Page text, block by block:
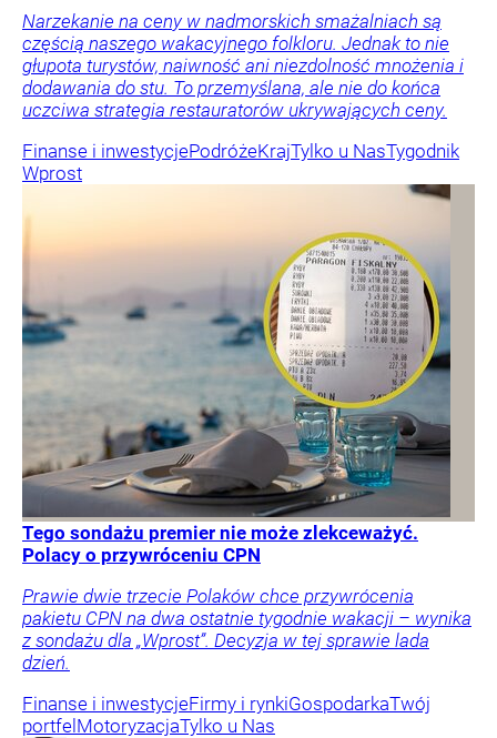
Narzekanie na ceny w nadmorskich smażalniach są
częścią naszego wakacyjnego folkloru. Jednak to nie
głupota turystów, naiwność ani niezdolność mnożenia i
dodawania do stu. To przemyślana, ale nie do końca
uczciwa strategia restauratorów ukrywających ceny.
Finanse i inwestycjePodróżeKrajTylko u NasTygodnik
Wprost
Tego sondażu premier nie może zlekceważyć.
Polacy o przywróceniu CPN
Prawie dwie trzecie Polaków chce przywrócenia
pakietu CPN na dwa ostatnie tygodnie wakacji – wynika
z sondażu dla „Wprost”. Decyzja w tej sprawie lada
dzień.
Finanse i inwestycjeFirmy i rynkiGospodarkaTwój
portfelMotoryzacjaTylko u Nas